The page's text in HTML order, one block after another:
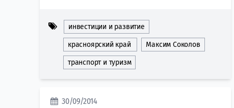
инвестиции и развитие
красноярский край Максим Соколов
транспорт и туризм
30/09/2014